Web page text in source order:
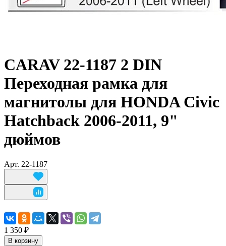
CARAV 22-1187 2 DIN
Переходная рамка для
магнитолы для HONDA Civic
Hatchback 2006-2011, 9"
дюймов
Арт. 22-1187
1 350 ₽
В корзину